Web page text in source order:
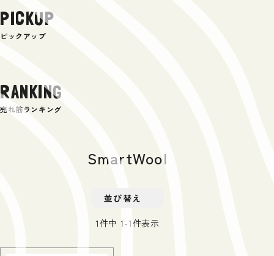
PICKUP
ピックアップ
RANKING
売れ筋ランキング
SmartWool
並び替え
1件中 1-1件表示